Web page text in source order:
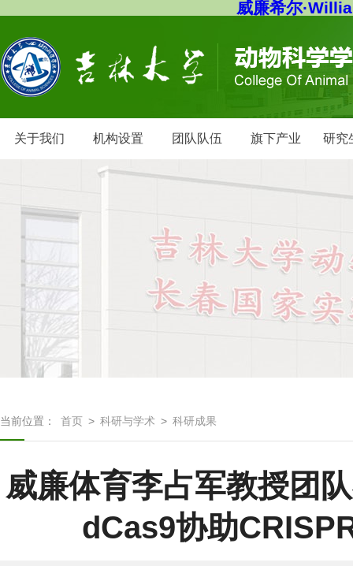
威廉希尔
关于我们 机构设置 团队队伍 旗下产业 研究
当前位置： 首页 > 科研与学术 > 科研成果
威廉体育李占军教授团
dCas9协助